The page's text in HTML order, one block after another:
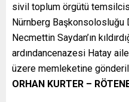
sivil toplum örgütü temsilcisi
Nürnberg
Necmettin Saydan’ın
ardındancenazesi Hatay
üzere memleketine
ORHAN KURTER –